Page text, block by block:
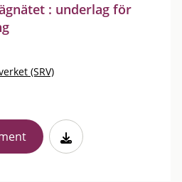
: underlag för
(SRV)